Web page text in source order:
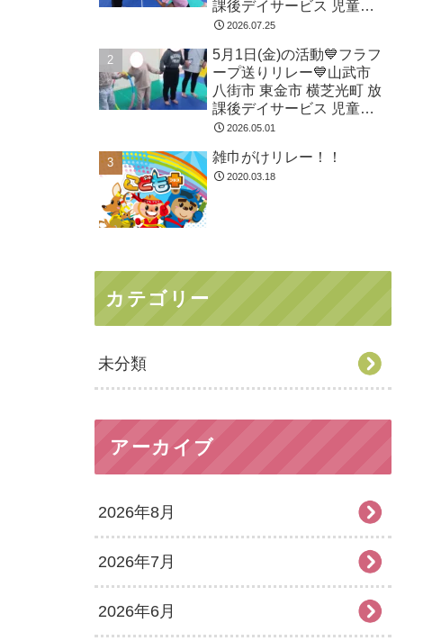
課後デイサービス 児童発
達支援 運動療育
2026.07.25
5月1日(金)の活動💙フラフ
ープ送りリレー💙山武市
八街市 東金市 横芝光町 放
課後デイサービス 児童発
達支援 運動療育
2026.05.01
雑巾がけリレー！！
2020.03.18
カテゴリー
未分類
アーカイブ
2026年8月
2026年7月
2026年6月